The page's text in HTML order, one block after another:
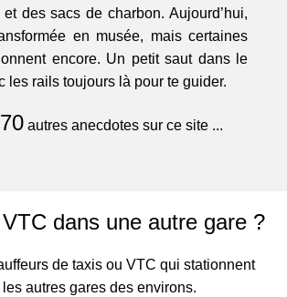
des sacs de charbon. Aujourd’hui,
en musée, mais certaines
encore. Un petit saut dans le
les rails toujours là pour te guider.
autres anecdotes sur ce site ...
dans une autre gare ?
de taxis ou VTC qui stationnent
autres gares des environs.